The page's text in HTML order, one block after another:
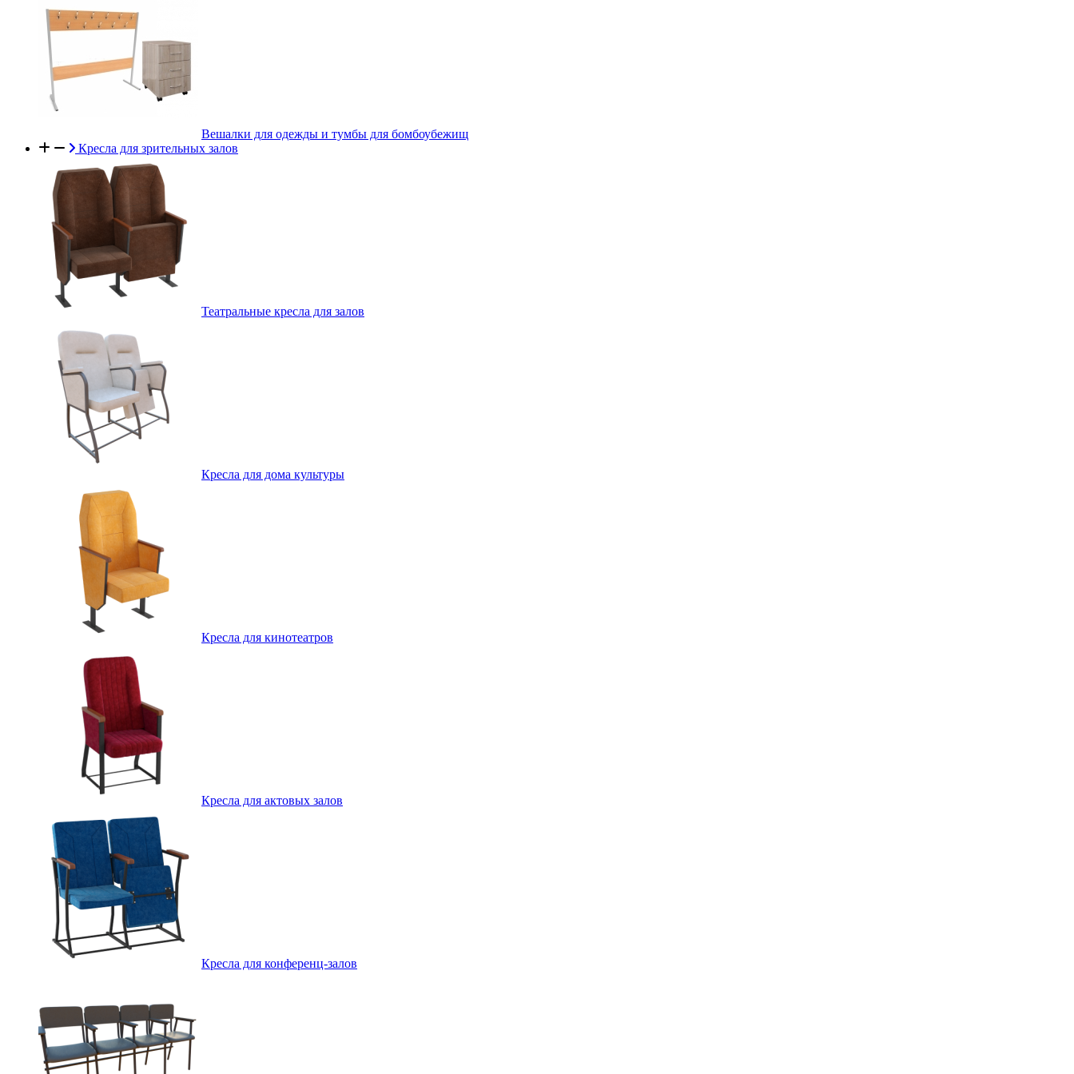
Вешалки для одежды и тумбы для бомбоубежищ
Кресла для зрительных залов
Театральные кресла для залов
Кресла для дома культуры
Кресла для кинотеатров
Кресла для актовых залов
Кресла для конференц-залов